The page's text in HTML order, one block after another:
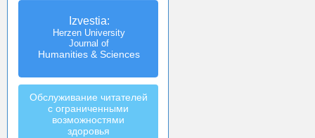
Izvestia:
Herzen University
Journal of
Humanities & Sciences
Обслуживание читателей
с ограниченными
возможностями
здоровья